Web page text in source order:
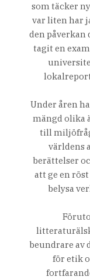
som täcker
var liten har
den påverkan
tagit en
Under åren
mängd olika
till
världens
berättelser
att ge en
belysa
beundrare av
för etik